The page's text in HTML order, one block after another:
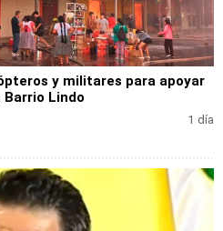
y militares para apoyar
Lindo
1 día